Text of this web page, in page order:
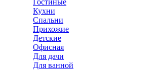
Гостиные
Кухни
Спальни
Прихожие
Детские
Офисная
Для дачи
Для ванной